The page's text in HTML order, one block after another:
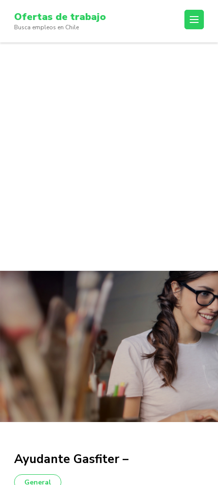
content
(Press
Ofertas de trabajo
Busca empleos en Chile
Ayudante Gasfiter –
General